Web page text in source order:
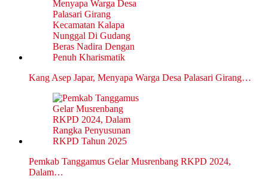
Kang Asep Japar, Menyapa Warga Desa Palasari Girang…
Pemkab Tanggamus Gelar Musrenbang RKPD 2024,
Dalam…